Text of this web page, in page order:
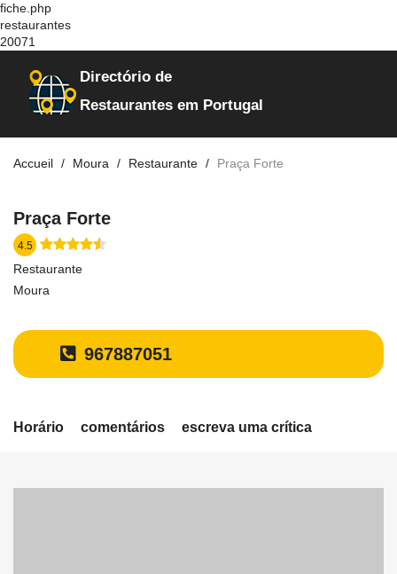
fiche.php
restaurantes
20071
Directório de
Restaurantes em Portugal
Accueil Moura Restaurante Praça Forte
Praça Forte
4.5
Restaurante
Moura
967887051
Horário comentários escreva uma crítica